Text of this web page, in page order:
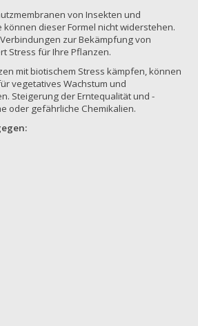
von Insekten und
können dieser Formel nicht widerstehen.
zur Bekämpfung von
Stress für Ihre Pflanzen.
mit biotischem Stress kämpfen, können
vegetatives Wachstum und
Steigerung der Erntequalität und -
oder gefährliche Chemikalien.